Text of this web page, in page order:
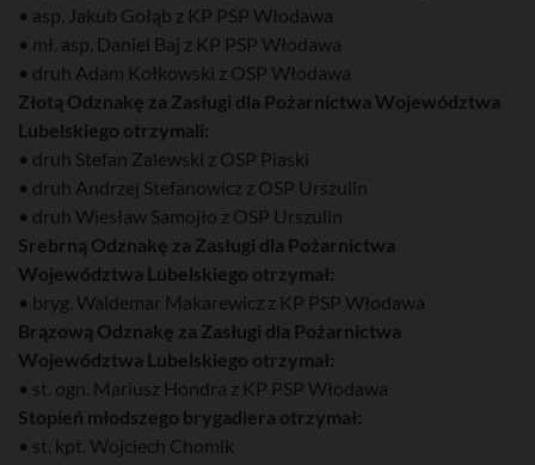
• asp. Jakub Gołąb z KP PSP Włodawa
• mł. asp. Daniel Baj z KP PSP Włodawa
• druh Adam Kołkowski z OSP Włodawa
Złotą Odznakę za Zasługi dla Pożarnictwa Województwa
Lubelskiego otrzymali:
• druh Stefan Zalewski z OSP Piaski
• druh Andrzej Stefanowicz z OSP Urszulin
• druh Wiesław Samojło z OSP Urszulin
Srebrną Odznakę za Zasługi dla Pożarnictwa
Województwa Lubelskiego otrzymał:
• bryg. Waldemar Makarewicz z KP PSP Włodawa
Brązową Odznakę za Zasługi dla Pożarnictwa
Województwa Lubelskiego otrzymał:
• st. ogn. Mariusz Hondra z KP PSP Włodawa
Stopień młodszego brygadiera otrzymał:
• st. kpt. Wojciech Chomik